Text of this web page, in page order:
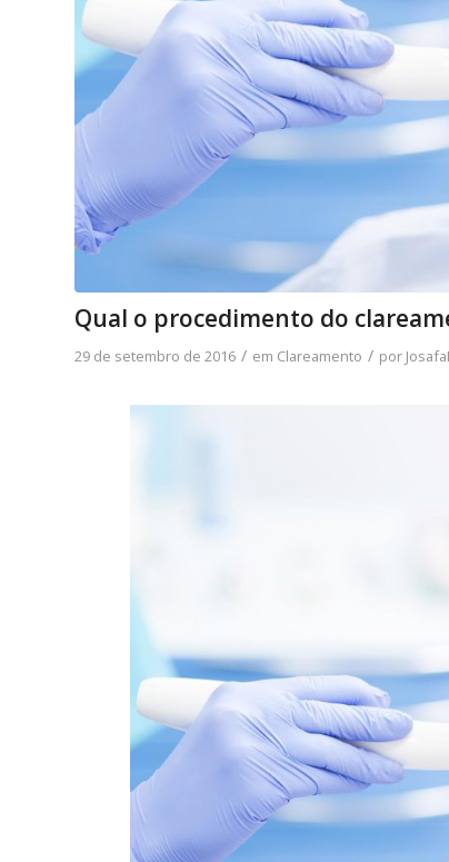
Qual o procedimento do
29 de setembro de 2016 / em Clareamento / por